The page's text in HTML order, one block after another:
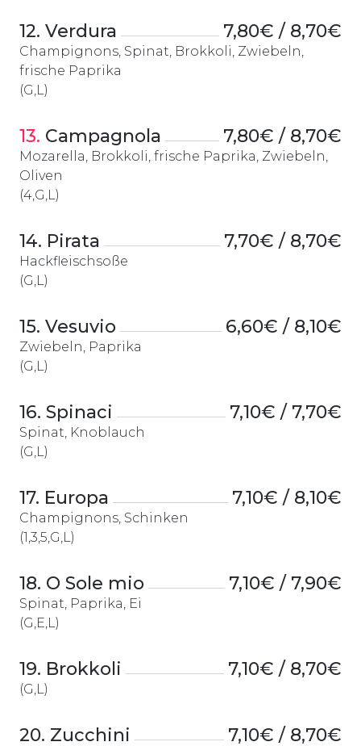
12. Verdura 7,80€ / 8,70€
Champignons, Spinat, Brokkoli, Zwiebeln,
frische Paprika
(G,L)
13. Campagnola 7,80€ / 8,70€
Mozarella, Brokkoli, frische Paprika, Zwiebeln,
Oliven
(4,G,L)
14. Pirata 7,70€ / 8,70€
Hackfleischsoße
(G,L)
15. Vesuvio 6,60€ / 8,10€
Zwiebeln, Paprika
(G,L)
16. Spinaci 7,10€ / 7,70€
Spinat, Knoblauch
(G,L)
17. Europa 7,10€ / 8,10€
Champignons, Schinken
(1,3,5,G,L)
18. O Sole mio 7,10€ / 7,90€
Spinat, Paprika, Ei
(G,E,L)
19. Brokkoli 7,10€ / 8,70€
(G,L)
20. Zucchini 7,10€ / 8,70€